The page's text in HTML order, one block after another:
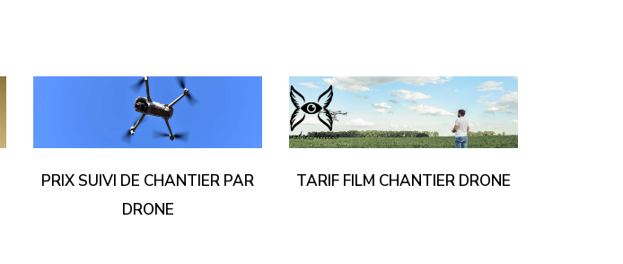
PRIX SUIVI DE CHANTIER PAR
DRONE
TARIF FILM CHANTIER DRONE